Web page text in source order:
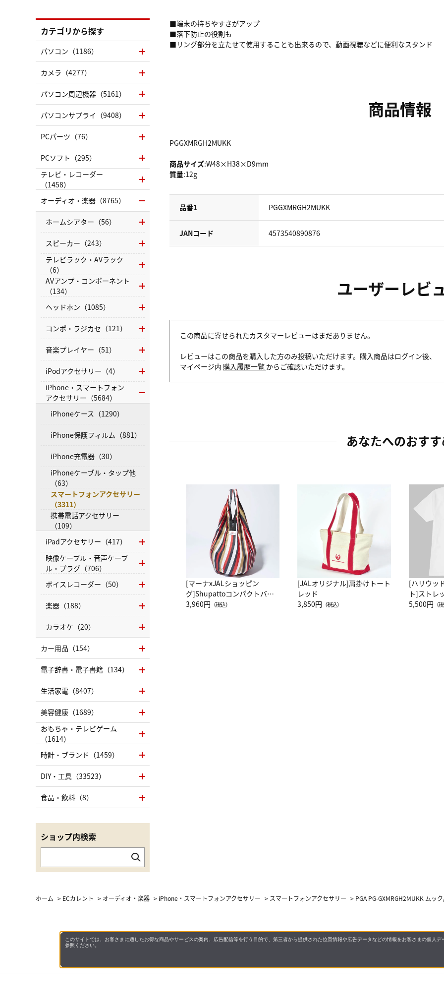
■端末の持ちやすさがアップ
■落下防止の役割も
■リング部分を立たせて使用することも出来るので、動画視聴などに便利なスタンド
商品情報
PGGXMRGH2MUKK
商品サイズ:W48×H38×D9mm
質量:12g
品番1 PGGXMRGH2MUKK
JANコード 4573540890876
ユーザーレビ
この商品に寄せられたカスタマーレビューはまだありません。
レビューはこの商品を購入した方のみ投稿いただけます。購入商品はログイン後、
マイページ内 購入履歴一覧 からご確認いただけます。
あなたへのおす
[マーナxJALショッピン
グ]Shupattoコンパクトバッ
グ Drop JAL客室乗務員
3,960円 （税込）
[JALオリジナル]肩掛けトート
レッド
3,850円 （税込）
[ハリウッ
ト]ストレ
ーネック
5,500円 （
カテゴリから探す
パソコン（1186）
カメラ（4277）
パソコン周辺機器（5161）
パソコンサプライ（9408）
PCパーツ（76）
PCソフト（295）
テレビ・レコーダー
（1458）
オーディオ・楽器（8765）
ホームシアター（56）
スピーカー（243）
テレビラック・AVラック
（6）
AVアンプ・コンポーネント
（134）
ヘッドホン（1085）
コンポ・ラジカセ（121）
音楽プレイヤー（51）
iPodアクセサリー（4）
iPhone・スマートフォン
アクセサリー（5684）
iPhoneケース（1290）
iPhone保護フィルム（881）
iPhone充電器（30）
iPhoneケーブル・タップ他
（63）
スマートフォンアクセサリー
（3311）
携帯電話アクセサリー
（109）
iPadアクセサリー（417）
映像ケーブル・音声ケーブ
ル・プラグ（706）
ボイスレコーダー（50）
楽器（188）
カラオケ（20）
カー用品（154）
電子辞書・電子書籍（134）
生活家電（8407）
美容健康（1689）
おもちゃ・テレビゲーム
（1614）
時計・ブランド（1459）
DIY・工具（33523）
食品・飲料（8）
ショップ内検索
ホーム > ECカレント > オーディオ・楽器 > iPhone・スマートフォンアクセサリー > スマートフォンアクセサリー > PGA PG-GXMRGH2MUKK ムッ
このサイトでは、お客さまに適したお得な商品やサービスの案内、広告配信等を行う目的で、第三者から提供された位置情報や広告データなどの情報をお客さまの個人
参照ください。